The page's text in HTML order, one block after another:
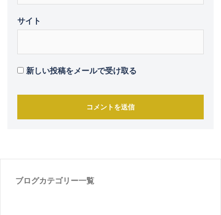
サイト
新しい投稿をメールで受け取る
ブログカテゴリー一覧